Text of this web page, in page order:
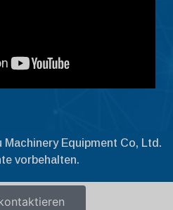
Equipment Co, Ltd.
vorbehalten.
Shqip
Slovenščina